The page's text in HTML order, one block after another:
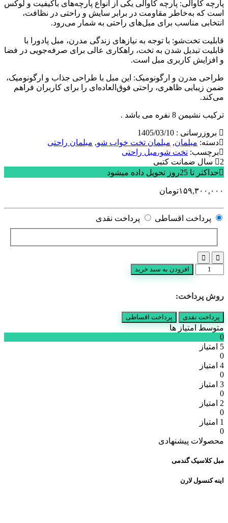
پارچه کاوالی: پارچه کاوالی یکی از انواع پارچه‌های باکیفیت و لوکس
است که به‌خاطر مقاومت در برابر سایش و راحتی در نظافت،
انتخابی مناسب برای مبل‌های راحتی به شمار می‌رود.
قابلیت تخت‌شو: با توجه به نیازهای زندگی مدرن، مبل پادورا با
قابلیت تبدیل شدن به تخت، راهکاری عالی برای صرفه‌جویی در فضا
و افزایش کاربری مبل است.
طراحی مدرن و ارگونومیک: این مبل با طراحی جذاب و ارگونومیک،
ضمن زیبایی ظاهری، راحتی فوق‌العاده‌ای را برای کاربران فراهم
می‌کند.
ترکیب نشیمن 8 نفره می باشد .
بروزرسانی : 1405/03/10
دسته: مبلمان, مبلمان تخت خواب شو, مبلمان راحتی
برچسب: تخت شو،مبل راحتی
2 سال ضمانت کتبی
حداکثر تا 25روز تحویل داده میشود
۱۵۹,۳۰۰,۰۰۰تومان
پرداخت اقساطی پرداخت نقدی
مکانیزم
شو
کاوالی
عدد
افزودن به سبد خرید
روش پرداخت:
پرداخت نقدی پرداخت اقساطی
متوسط امتیاز ها
0
5 امتیاز
0
4 امتیاز
0
3 امتیاز
0
2 امتیاز
0
1 امتیاز
0
محصولات پیشنهادی
مبل کلاسیک گندمی
اینه کنسول لارن